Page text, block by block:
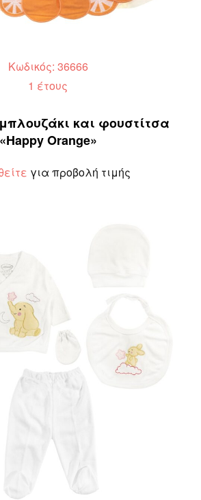
Κωδικός: 36666
1 έτους
μπλουζάκι και φουστίτσα
«Happy Orange»
για προβολή τιμής